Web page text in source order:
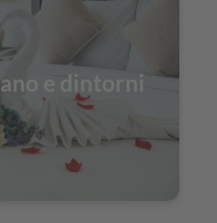
e dintorni